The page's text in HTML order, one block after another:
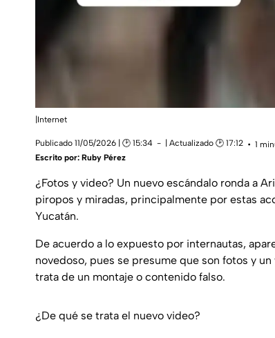
|Internet
Publicado 11/05/2026 | 🕑 15:34 | Actualizado 🕑 17:12
1
Escrito por: Ruby Pérez
¿Fotos y video? Un nuevo escándalo ronda a
piropos y miradas, principalmente por estas
Yucatán.
De acuerdo a lo expuesto por internautas,
novedoso, pues se presume que son fotos y
trata de un montaje o contenido falso.
¿De qué se trata el nuevo video?